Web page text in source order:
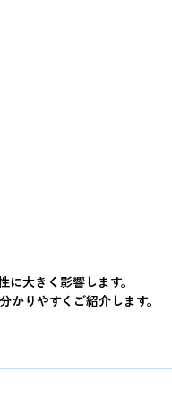
に大きく影響します。
かりやすくご紹介します。